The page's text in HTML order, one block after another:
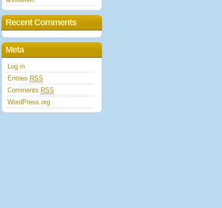
Recent Comments
Meta
Log in
Entries RSS
Comments RSS
WordPress.org